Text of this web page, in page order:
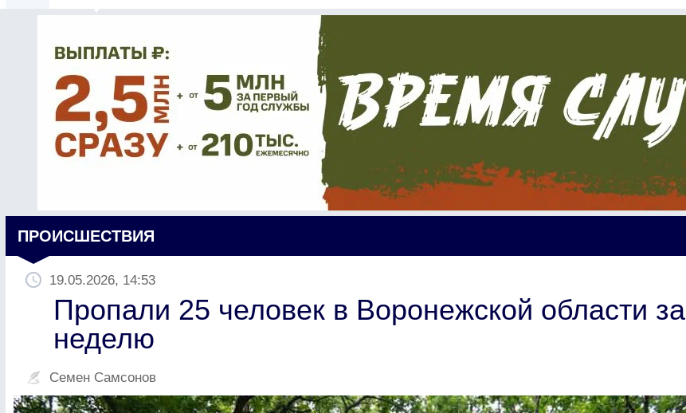
ПРОИСШЕСТВИЯ
19.05.2026, 14:53
Пропали 25 человек в Воронежской области за
неделю
Семен Самсонов